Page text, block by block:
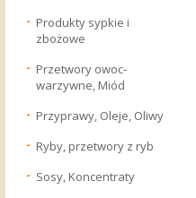
Produkty sypkie i
zbożowe
Przetwory owoc-
warzywne, Miód
Przyprawy, Oleje, Oliwy
Ryby, przetwory z ryb
Sosy, Koncentraty